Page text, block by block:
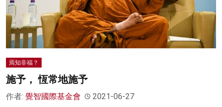
焉知非福？
施予， 恆常地施予
作者: 覺智國際基金會 2021-06-27